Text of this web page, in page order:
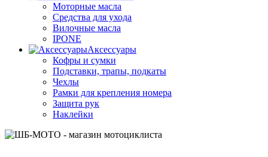
Моторные масла
Средства для ухода
Вилочные масла
IPONE
Аксессуары
Кофры и сумки
Подставки, трапы, подкаты
Чехлы
Рамки для крепления номера
Защита рук
Наклейки